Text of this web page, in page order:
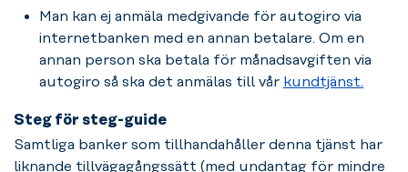
Man kan ej anmäla medgivande för autogiro via
internetbanken med en annan betalare. Om en
annan person ska betala för månadsavgiften via
autogiro så ska det anmälas till vår kundtjänst.
Steg för steg-guide
Samtliga banker som tillhandahåller denna tjänst har
liknande tillvägagångssätt (med undantag för mindre